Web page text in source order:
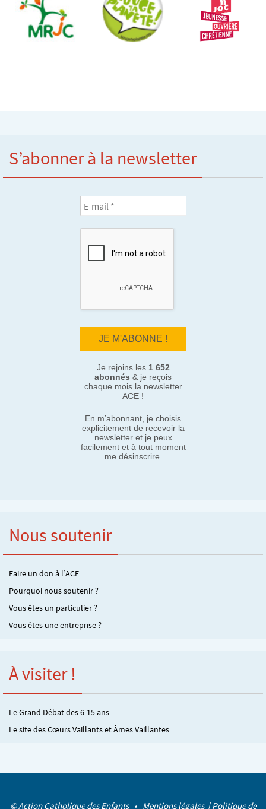
S’abonner à la newsletter
Je rejoins les 1 652
abonnés & je reçois
chaque mois la newsletter
ACE !
En m’abonnant, je choisis
explicitement de recevoir la
newsletter et je peux
facilement et à tout moment
me désinscrire.
Nous soutenir
Faire un don à l’ACE
Pourquoi nous soutenir ?
Vous êtes un particulier ?
Vous êtes une entreprise ?
À visiter !
Le Grand Débat des 6-15 ans
Le site des Cœurs Vaillants et Âmes Vaillantes
© Action Catholique des Enfants • Mentions légales |Politique de